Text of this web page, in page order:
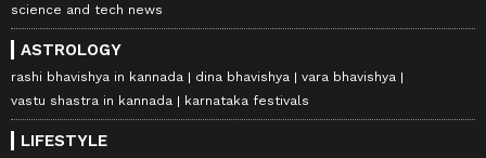
science and tech news
ASTROLOGY
rashi bhavishya in kannada dina bhavishya
vara bhavishya
vastu shastra in kannada
karnataka festivals
LIFESTYLE